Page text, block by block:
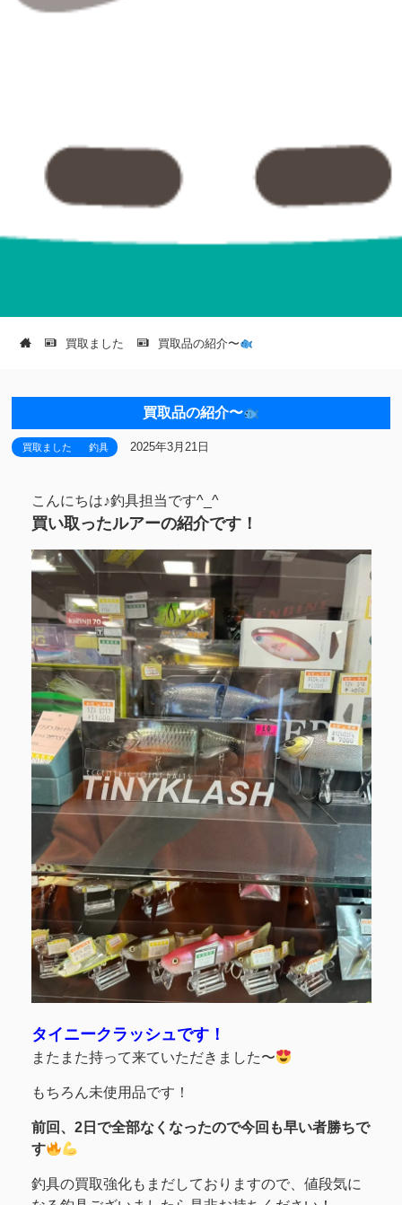
買取ました 買取品の紹介〜
買取品の紹介〜
買取ました 釣具 2025年3月21日
こんにちは♪釣具担当です^_^
買い取ったルアーの紹介です！
タイニークラッシュです！
またまた持って来ていただきました〜
もちろん未使用品です！
前回、2日で全部なくなったので今回も早い者勝ちで
す
釣具の買取強化もまだしておりますので、値段気に